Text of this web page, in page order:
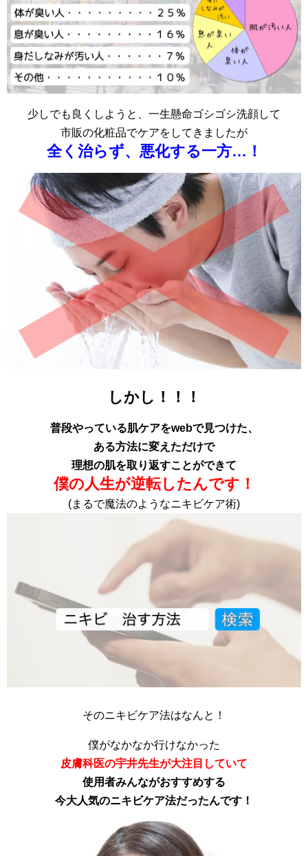
少しでも良くしようと、一生懸命ゴシゴシ洗顔して
市販の化粧品でケアをしてきましたが
全く治らず、悪化する一方…！
しかし！！！
普段やっている肌ケアをwebで見つけた、
ある方法に変えただけで
理想の肌を取り返すことができて
僕の人生が逆転したんです！
(まるで魔法のようなニキビケア術)
そのニキビケア法はなんと！
僕がなかなか行けなかった
皮膚科医の宇井先生が大注目していて
使用者みんながおすすめする
今大人気のニキビケア法だったんです！